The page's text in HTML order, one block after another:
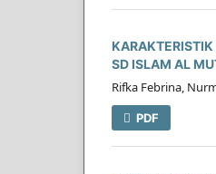
SD ISLAM AL
Rifka Febrina,
PDF